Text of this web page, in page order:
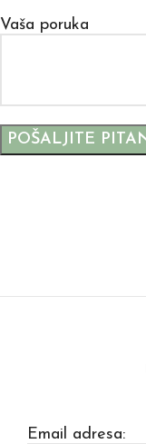
Vaša poruka
Email adresa: